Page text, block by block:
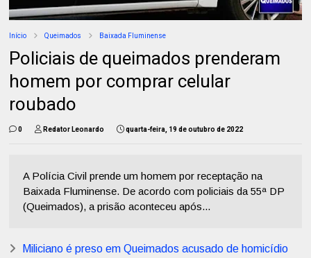
Início Queimados Baixada Fluminense
Policiais de queimados prenderam
homem por comprar celular
roubado
0 Redator Leonardo quarta-feira, 19 de outubro de 2022
A Polícia Civil prende um homem por receptação na
Baixada Fluminense. De acordo com policiais da 55ª DP
(Queimados), a prisão aconteceu após...
Miliciano é preso em Queimados acusado de homicídio